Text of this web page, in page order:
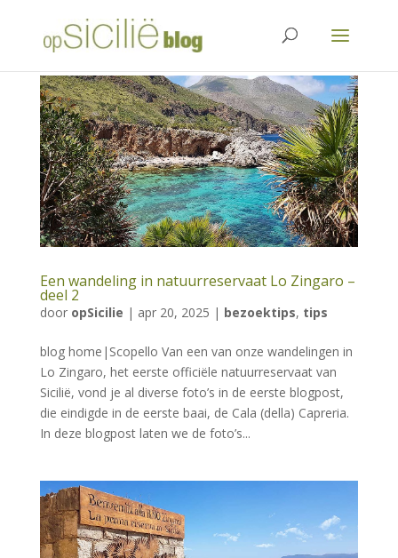
Een wandeling in natuurreservaat Lo Zingaro –
deel 2
door opSicilie | apr 20, 2025 | bezoektips, tips
blog home|Scopello Van een van onze wandelingen in
Lo Zingaro, het eerste officiële natuurreservaat van
Sicilië, vond je al diverse foto’s in de eerste blogpost,
die eindigde in de eerste baai, de Cala (della) Capreria.
In deze blogpost laten we de foto’s...